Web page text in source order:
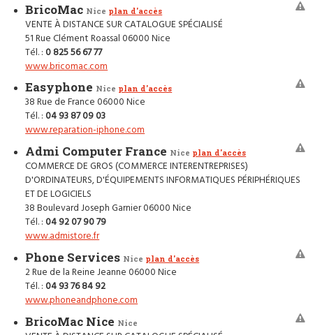
BricoMac Nice plan d'accès
VENTE À DISTANCE SUR CATALOGUE SPÉCIALISÉ
51 Rue Clément Roassal 06000 Nice
Tél. : 0 825 56 67 77
www.bricomac.com
Easyphone Nice plan d'accès
38 Rue de France 06000 Nice
Tél. : 04 93 87 09 03
www.reparation-iphone.com
Admi Computer France Nice plan d'accès
COMMERCE DE GROS (COMMERCE INTERENTREPRISES)
D'ORDINATEURS, D'ÉQUIPEMENTS INFORMATIQUES PÉRIPHÉRIQUES
ET DE LOGICIELS
38 Boulevard Joseph Garnier 06000 Nice
Tél. : 04 92 07 90 79
www.admistore.fr
Phone Services Nice plan d'accès
2 Rue de la Reine Jeanne 06000 Nice
Tél. : 04 93 76 84 92
www.phoneandphone.com
BricoMac Nice Nice